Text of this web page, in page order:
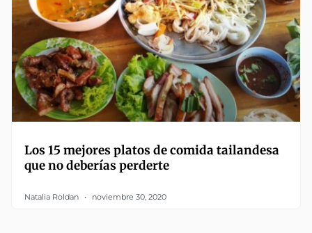
Los 15 mejores platos de comida tailandesa
que no deberías perderte
Natalia Roldan noviembre 30, 2020